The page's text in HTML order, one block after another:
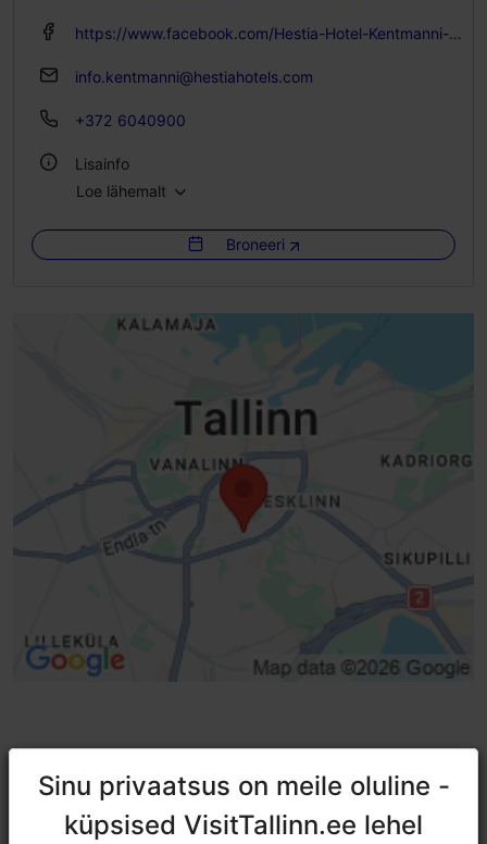
https://www.facebook.com/Hestia-Hotel-Kentmanni-686728408438619
info.kentmanni@hestiahotels.com
+372 6040900
Lisainfo
Voodikohtade arv: 200
Green key
Loe lähemalt
Broneeri
TripAdvisori® hinnangud ja
arvustused
Sinu privaatsus on meile oluline -
küpsised VisitTallinn.ee lehel
Sinu privaatsus on meile oluline -
küpsised VisitTallinn.ee lehel